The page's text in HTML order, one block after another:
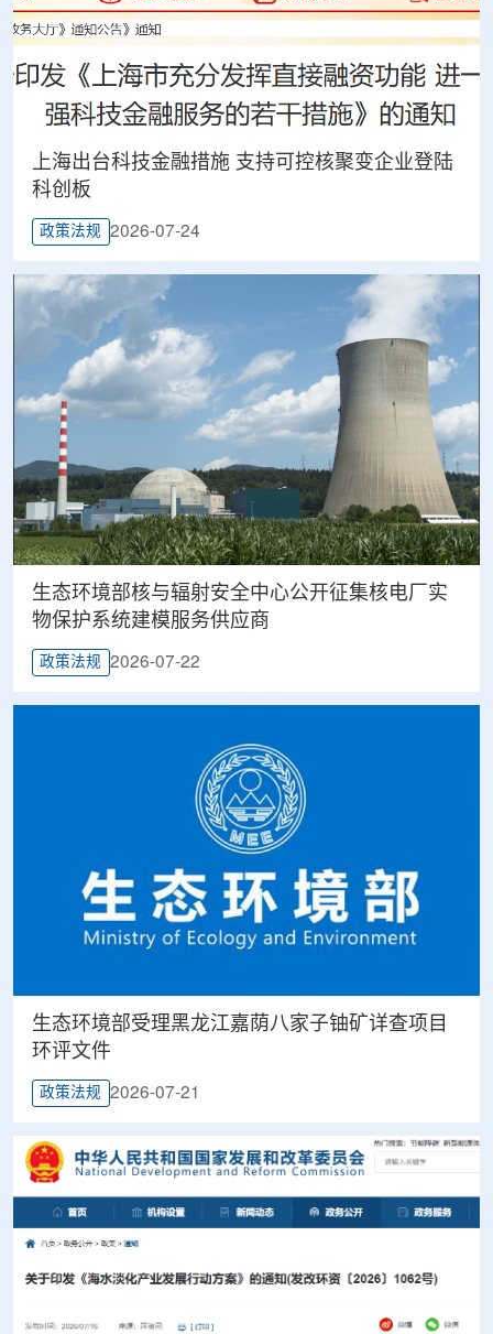
上海出台科技金融措施 支持可控核聚变企业登陆
科创板
政策法规 2026-07-24
生态环境部核与辐射安全中心公开征集核电厂实
物保护系统建模服务供应商
政策法规 2026-07-22
生态环境部受理黑龙江嘉荫八家子铀矿详查项目
环评文件
政策法规 2026-07-21